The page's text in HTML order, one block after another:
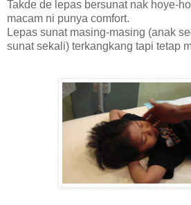
Takde de lepas bersunat nak hoye-
macam ni punya comfort.
Lepas sunat masing-masing (anak
sunat sekali) terkangkang tapi tetap